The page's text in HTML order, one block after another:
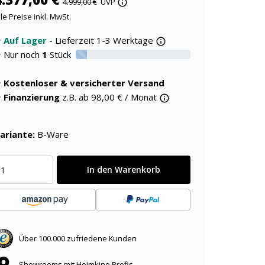
Preise inkl. MwSt.
Auf Lager - Lieferzeit 1-3 Werktage
Nur noch 1 Stück 10% verfügbar
Kostenloser & versicherter Versand
Finanzierung z.B. ab 98,00 € / Monat
B-Ware
In den Warenkorb
Über 100.000 zufriedene Kunden